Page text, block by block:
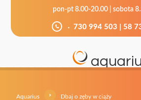
pon-pt 8.00-20.00 | sobota
730 994 503 |58
Aquarius Dbaj o zęby w ciąży